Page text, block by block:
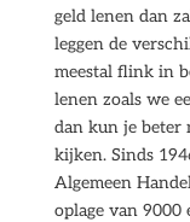
geld lenen dan
leggen de
meestal flink in
lenen zoals we
dan kun je beter
kijken. Sinds
Algemeen
oplage van